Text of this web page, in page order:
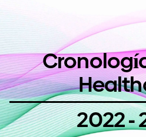
2022-